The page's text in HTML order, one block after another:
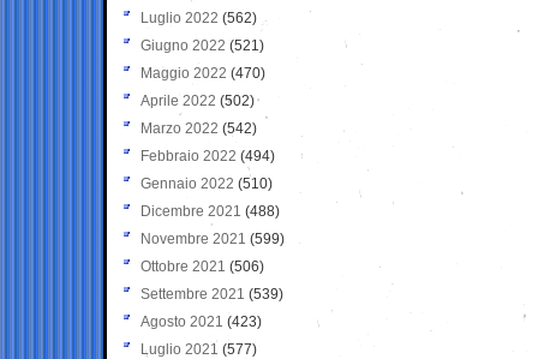
Luglio 2022 (562)
Giugno 2022 (521)
Maggio 2022 (470)
Aprile 2022 (502)
Marzo 2022 (542)
Febbraio 2022 (494)
Gennaio 2022 (510)
Dicembre 2021 (488)
Novembre 2021 (599)
Ottobre 2021 (506)
Settembre 2021 (539)
Agosto 2021 (423)
Luglio 2021 (577)